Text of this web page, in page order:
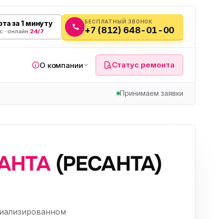
за 1 минуту
· онлайн 24/7
БЕСПЛАТНЫЙ ЗВОНОК
+7 (812) 648-01-00
О компании Статус ремонта
Принимаем заявки
(РЕСАНТА)